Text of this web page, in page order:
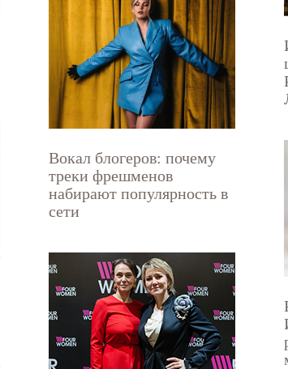
Вокал блогеров: почему
треки фрешменов
набирают популярность в
сети